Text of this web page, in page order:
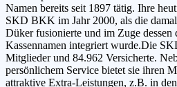
Namen bereits seit 1897 tätig. Ihre
SKD BKK im Jahr 2000, als die
Düker fusionierte und im Zuge dessen
Kassennamen integriert wurde.Die
Mitglieder und 84.962 Versicherte.
persönlichem Service bietet sie ihren
attraktive Extra-Leistungen, z.B. in